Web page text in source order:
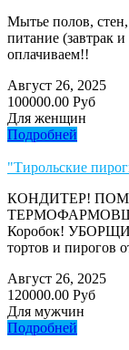
Мытье полов,
питание (завтрак
оплачиваем!!
Август 26, 2025
100000.00 Руб
Для женщин
Подробней
"Тирольские
КОНДИТЕР!
Коробок!
тортов и пирогов
Август 26, 2025
120000.00 Руб
Для мужчин
Подробней